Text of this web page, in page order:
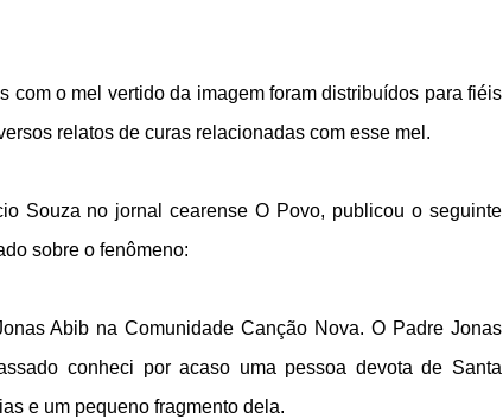
com o mel vertido da imagem foram distribuídos para fiéis
relatos de curas relacionadas com esse mel.
Souza no jornal cearense O Povo, publicou o seguinte
sobre o fenômeno:
Abib na Comunidade Canção Nova. O Padre Jonas
conheci por acaso uma pessoa devota de Santa
e um pequeno fragmento dela.